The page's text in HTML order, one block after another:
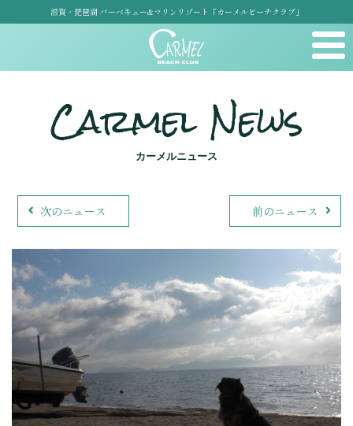
滋賀・琵琶湖 バーベキュー&マリンリゾート「カーメルビーチクラブ」
Carmel News
カーメルニュース
次のニュース 前のニュース